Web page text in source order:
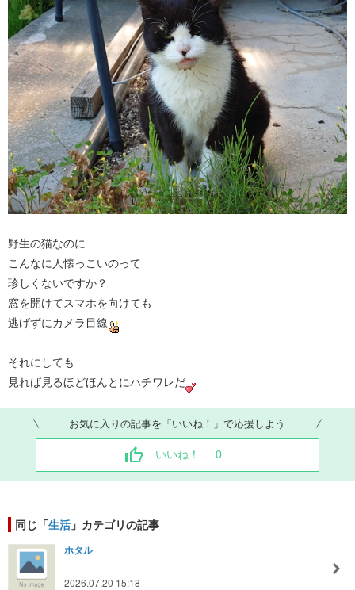
野生の猫なのに
こんなに人懐っこいのって
珍しくないですか？
窓を開けてスマホを向けても
逃げずにカメラ目線
それにしても
見れば見るほどほんとにハチワレだ
お気に入りの記事を「いいね！」で応援しよう
いいね！ 0
同じ「生活 」カテゴリの記事
ホタル
2026.07.20 15:18